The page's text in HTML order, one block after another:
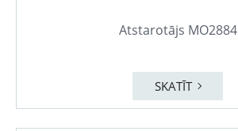
Atstarotājs MO2884
SKATĪT